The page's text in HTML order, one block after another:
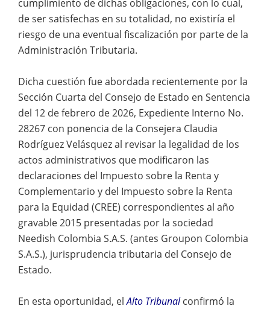
cumplimiento de dichas obligaciones, con lo cual,
de ser satisfechas en su totalidad, no existiría el
riesgo de una eventual fiscalización por parte de la
Administración Tributaria.
Dicha cuestión fue abordada recientemente por la
Sección Cuarta del Consejo de Estado en Sentencia
del 12 de febrero de 2026, Expediente Interno No.
28267 con ponencia de la Consejera Claudia
Rodríguez Velásquez al revisar la legalidad de los
actos administrativos que modificaron las
declaraciones del Impuesto sobre la Renta y
Complementario y del Impuesto sobre la Renta
para la Equidad (CREE) correspondientes al año
gravable 2015 presentadas por la sociedad
Needish Colombia S.A.S. (antes Groupon Colombia
S.A.S.), jurisprudencia tributaria del Consejo de
Estado.
En esta oportunidad, elAlto Tribunal confirmó la